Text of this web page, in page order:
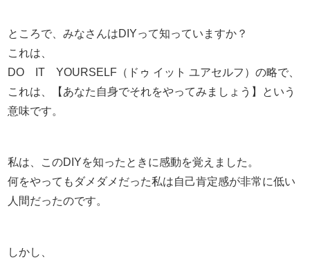
ところで、みなさんはDIYって知っていますか？
これは、
DO IT YOURSELF（ドゥ イット ユアセルフ）の略で、
これは、【あなた自身でそれをやってみましょう】という
意味です。
私は、このDIYを知ったときに感動を覚えました。
何をやってもダメダメだった私は自己肯定感が非常に低い
人間だったのです。
しかし、